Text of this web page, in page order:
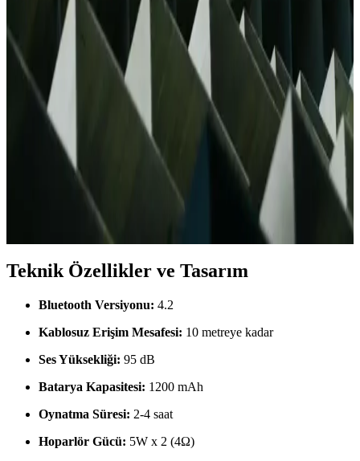
JBL Boombox 3 ve Harman Kardon Go Play:
Taşınabilir Ses Deneyiminde Farklı Yaklaşımlar
JBL Boombox 3 ve Harman Kardon Go Play, farklı tasarım ve ses
özellikleriyle öne çıkan taşınabilir hoparlörlerdir. Dayanıklılık ve
taşınabilirlik açısından çeşitli avantajlar sunar.
Soundcore Motion Boom: Teknik Bilgi Eksikliği ve
Ürün Değerlendirme Durumu
Soundcore Motion Boom hakkında mevcut arama sonuçlarında
teknik detay ve kullanıcı deneyimi bulunmamaktadır. Ürünle ilgili
kapsamlı bilgi için resmi kaynakların takip edilmesi önerilir.
Teknik Özellikler ve Tasarım
Bluetooth Versiyonu: 4.2
Kablosuz Erişim Mesafesi: 10 metreye kadar
Ses Yüksekliği: 95 dB
Batarya Kapasitesi: 1200 mAh
Oynatma Süresi: 2-4 saat
Hoparlör Gücü: 5W x 2 (4Ω)